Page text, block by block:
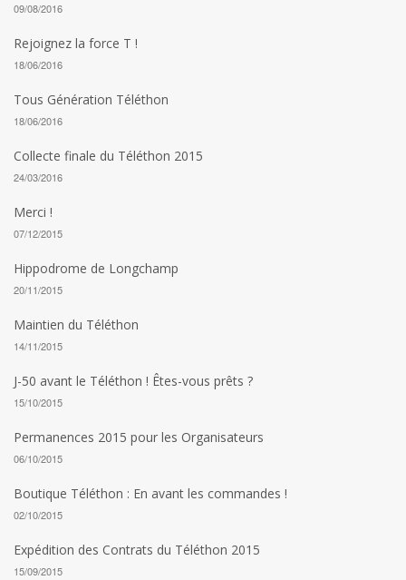
09/08/2016
Rejoignez la force T !
18/06/2016
Tous Génération Téléthon
18/06/2016
Collecte finale du Téléthon 2015
24/03/2016
Merci !
07/12/2015
Hippodrome de Longchamp
20/11/2015
Maintien du Téléthon
14/11/2015
J-50 avant le Téléthon ! Êtes-vous prêts ?
15/10/2015
Permanences 2015 pour les Organisateurs
06/10/2015
Boutique Téléthon : En avant les commandes !
02/10/2015
Expédition des Contrats du Téléthon 2015
15/09/2015